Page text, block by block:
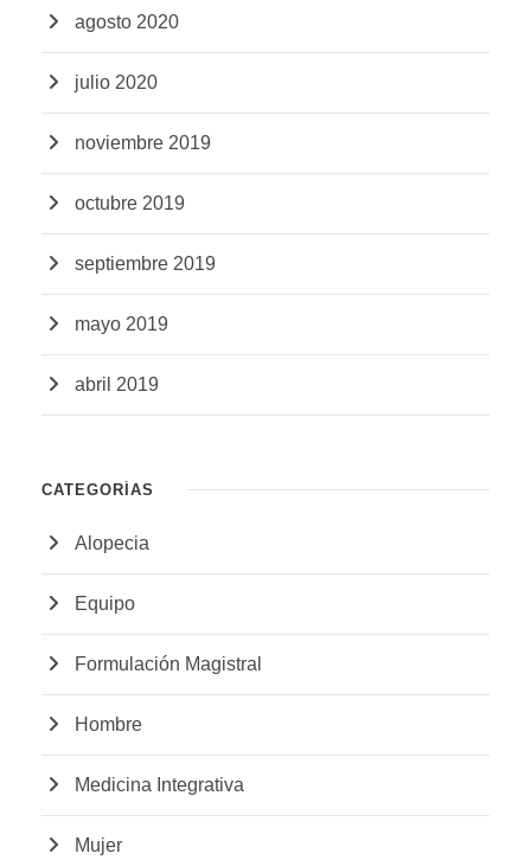
agosto 2020
julio 2020
noviembre 2019
octubre 2019
septiembre 2019
mayo 2019
abril 2019
CATEGORÍAS
Alopecia
Equipo
Formulación Magistral
Hombre
Medicina Integrativa
Mujer